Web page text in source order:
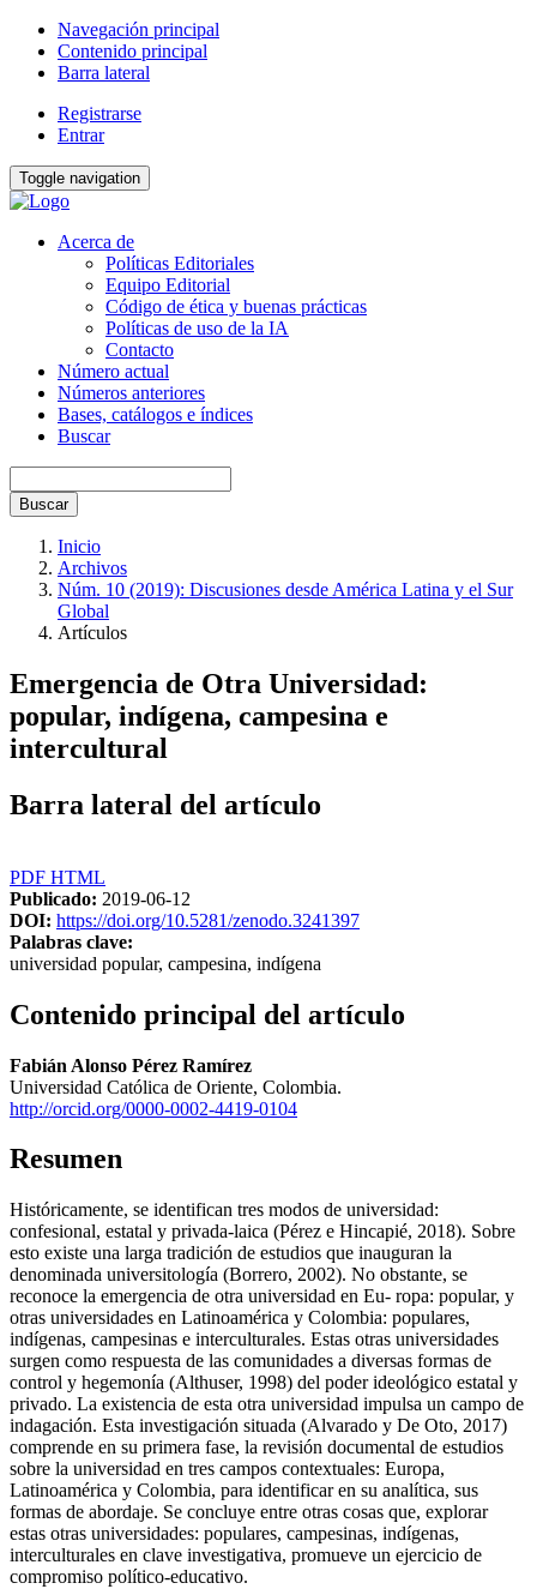
Navegación principal
Contenido principal
Barra lateral
Registrarse
Entrar
Toggle navigation
Acerca de
Políticas Editoriales
Equipo Editorial
Código de ética y buenas prácticas
Políticas de uso de la IA
Contacto
Número actual
Números anteriores
Bases, catálogos e índices
Buscar
Buscar
Inicio
Archivos
Núm. 10 (2019): Discusiones desde América Latina y el Sur
Global
Artículos
Emergencia de Otra Universidad:
popular, indígena, campesina e
intercultural
Barra lateral del artículo
PDF HTML
Publicado: 2019-06-12
DOI: https://doi.org/10.5281/zenodo.3241397
Palabras clave:
universidad popular, campesina, indígena
Contenido principal del artículo
Fabián Alonso Pérez Ramírez
Universidad Católica de Oriente, Colombia.
http://orcid.org/0000-0002-4419-0104
Resumen
Históricamente, se identifican tres modos de universidad:
confesional, estatal y privada-laica (Pérez e Hincapié, 2018). Sobre
esto existe una larga tradición de estudios que inauguran la
denominada universitología (Borrero, 2002). No obstante, se
reconoce la emergencia de otra universidad en Eu- ropa: popular, y
otras universidades en Latinoamérica y Colombia: populares,
indígenas, campesinas e interculturales. Estas otras universidades
surgen como respuesta de las comunidades a diversas formas de
control y hegemonía (Althuser, 1998) del poder ideológico estatal y
privado. La existencia de esta otra universidad impulsa un campo de
indagación. Esta investigación situada (Alvarado y De Oto, 2017)
comprende en su primera fase, la revisión documental de estudios
sobre la universidad en tres campos contextuales: Europa,
Latinoamérica y Colombia, para identificar en su analítica, sus
formas de abordaje. Se concluye entre otras cosas que, explorar
estas otras universidades: populares, campesinas, indígenas,
interculturales en clave investigativa, promueve un ejercicio de
compromiso político-educativo.